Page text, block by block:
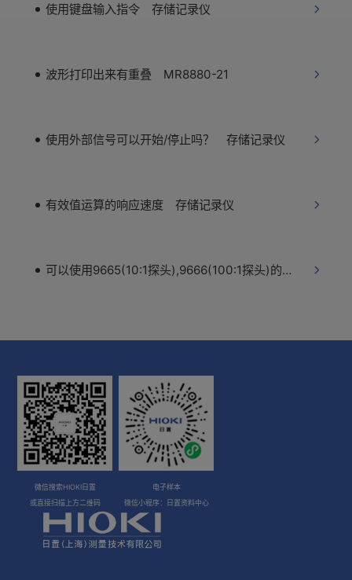
使用键盘输入指令 存储记录仪
波形打印出来有重叠 MR8880-21
使用外部信号可以开始/停止吗？ 存储记录仪
有效值运算的响应速度 存储记录仪
可以使用9665(10:1探头),9666(100:1探头)的存储记录仪有哪些？
微信搜索HIOKI日置
或直接扫描上方二维码
电子样本
微信小程序：日置资料中心